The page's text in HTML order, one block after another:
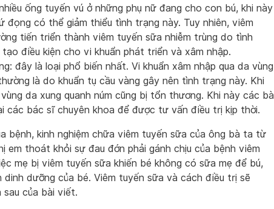
ống tuyến vú ở những phụ nữ đang cho con bú, khi này
đọng có thể giảm thiểu tình trạng này. Tuy nhiên, viêm
tiến triển thành viêm tuyến sữa nhiễm trùng do tình
điều kiện cho vi khuẩn phát triển và xâm nhập.
đây là loại phổ biến nhất. Vi khuẩn xâm nhập qua da vùng
là do khuẩn tụ cầu vàng gây nên tình trạng này. Khi
da xung quanh núm cũng bị tổn thương. Khi này các bà
các bác sĩ chuyên khoa để được tư vấn điều trị kịp thời.
bệnh, kinh nghiệm chữa viêm tuyến sữa của ông bà ta từ
em thoát khỏi sự đau đớn phải gánh chịu của bệnh viêm
mẹ bị viêm tuyến sữa khiến bé không có sữa mẹ để bú,
dinh dưỡng của bé. Viêm tuyến sữa và cách điều trị sẽ
của bài viết.